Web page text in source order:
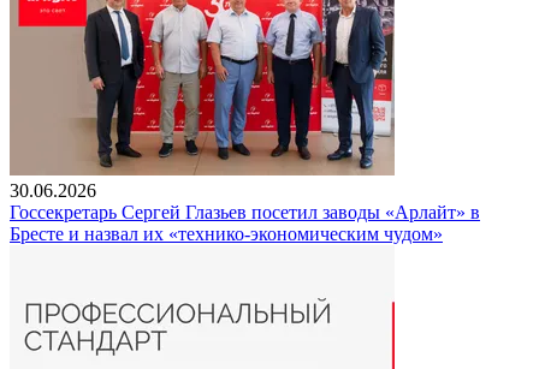
30.06.2026
Госсекретарь Сергей Глазьев посетил заводы «Арлайт» в
Бресте и назвал их «технико-экономическим чудом»